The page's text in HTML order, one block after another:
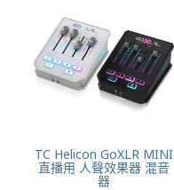
TC Helicon GoXLR MINI
直播用 人聲效果器 混音
器